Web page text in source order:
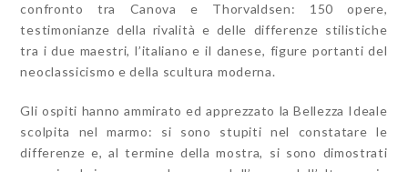
confronto tra Canova e Thorvaldsen: 150 opere,
testimonianze della rivalità e delle differenze stilistiche
tra i due maestri, l’italiano e il danese, figure portanti del
neoclassicismo e della scultura moderna.
Gli ospiti hanno ammirato ed apprezzato la Bellezza Ideale
scolpita nel marmo: si sono stupiti nel constatare le
differenze e, al termine della mostra, si sono dimostrati